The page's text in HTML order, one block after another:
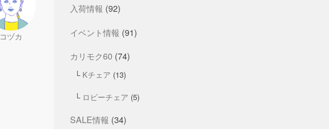
コヅカ
入荷情報 (92)
イベント情報 (91)
カリモク60 (74)
Kチェア (13)
ロビーチェア (5)
SALE情報 (34)